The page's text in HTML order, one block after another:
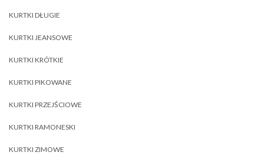
KURTKI DŁUGIE
KURTKI JEANSOWE
KURTKI KRÓTKIE
KURTKI PIKOWANE
KURTKI PRZEJŚCIOWE
KURTKI RAMONESKI
KURTKI ZIMOWE